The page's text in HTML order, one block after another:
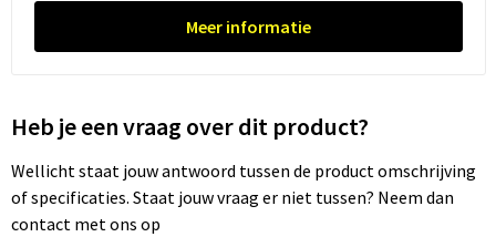
Tablettassen
Toilettassen
Meer informatie
Heb je een vraag over dit product?
Wellicht staat jouw antwoord tussen de product omschrijving
of specificaties. Staat jouw vraag er niet tussen? Neem dan
contact met ons op